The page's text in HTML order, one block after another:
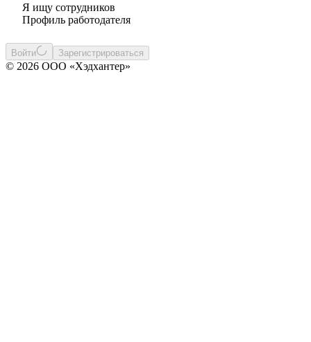
Я ищу сотрудников
Профиль работодателя
Войти Зарегистрироваться
© 2026 ООО «Хэдхантер»